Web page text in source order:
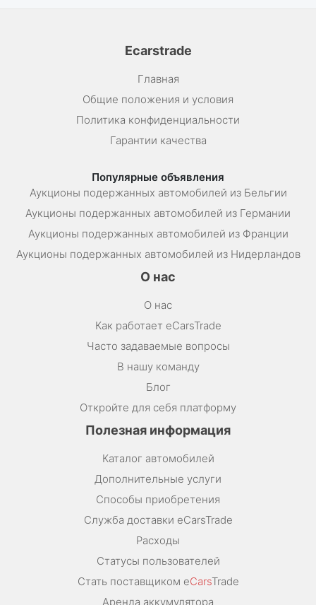
Ecarstrade
Главная
Общие положения и условия
Политика конфиденциальности
Гарантии качества
Популярные объявления
Аукционы подержанных автомобилей из Бельгии
Аукционы подержанных автомобилей из Германии
Аукционы подержанных автомобилей из Франции
Аукционы подержанных автомобилей из Нидерландов
О нас
О нас
Как работает eCarsTrade
Часто задаваемые вопросы
В нашу команду
Блог
Откройте для себя платформу
Полезная информация
Каталог автомобилей
Дополнительные услуги
Способы приобретения
Служба доставки eCarsTrade
Расходы
Статусы пользователей
Стать поставщиком eCarsTrade
Аренда аккумулятора